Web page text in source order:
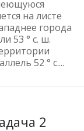
на листе
города
53 ° с. ш.
52 ° с....
2